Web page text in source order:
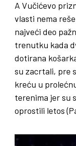
A Vučićevo
vlasti nema
najveći deo
trenutku kada
dotirana
su zacrtali, pre
kreću u
terenima jer su
oprostili letos